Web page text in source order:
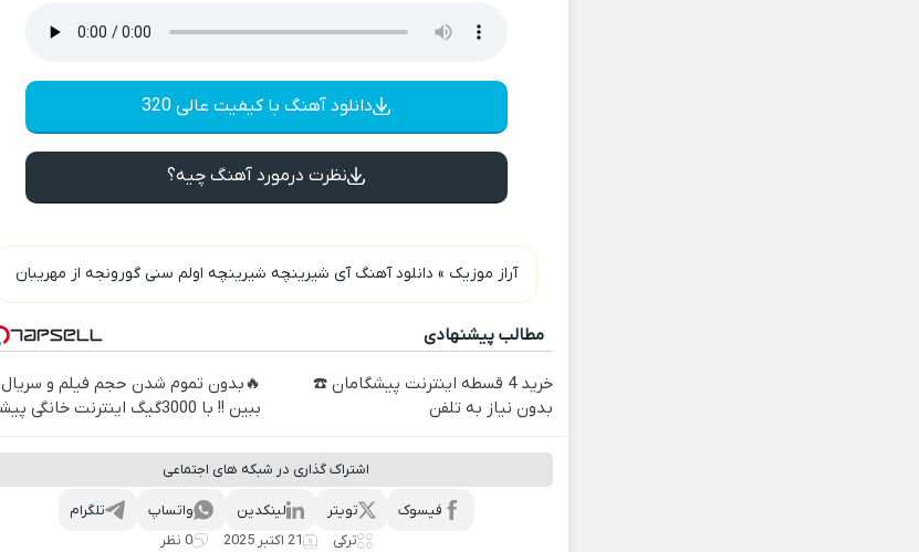
دانلود آهنگ با کیفیت عالی 320
نظرت درمورد آهنگ چیه؟
آراز موزیک » دانلود آهنگ آی شیرینچه شیرینچه اولم سنی گورونجه از مهریبان
مطالب پیشنهادی
خرید 4 قسطه اینترنت پیشگامان ☎️
بدون نیاز به تلفن
🔥بدون تموم شدن حجم فیلم و سریال
ببین !! با 3000گیگ اینترنت خانگی پیشگ
اشتراک گذاری در شبکه های اجتماعی
تلگرام واتساپ لینکدین تویتر
فیسوک
ترکی
21 اکتبر 2025 0 نظر